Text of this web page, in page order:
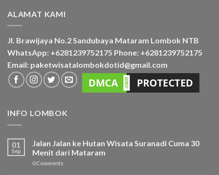
ALAMAT KAMI
Jl. Brawijaya No.2 Sandubaya Mataram Lombok NTB
WhatsApp: +6281239752175 Phone: +6281239752175
Email: paketwisatalombokdotid@gmail.com
INFO LOMBOK
01
Sep
Jalan Jalan ke Hutan Wisata Suranadi Cuma 30
Menit dari Mataram
0 Comments